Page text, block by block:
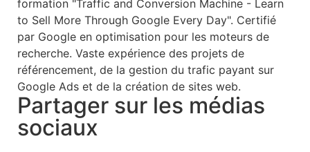
formation "Traffic and Conversion Machine - Learn
to Sell More Through Google Every Day". Certifié
par Google en optimisation pour les moteurs de
recherche. Vaste expérience des projets de
référencement, de la gestion du trafic payant sur
Google Ads et de la création de sites web.
Partager sur les médias
sociaux